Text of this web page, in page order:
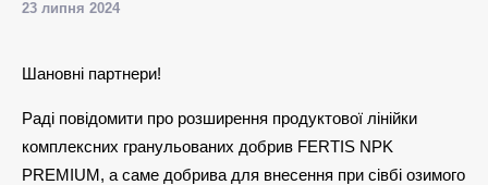
23 липня 2024
Шановні партнери!
Раді повідомити про розширення продуктової лінійки
комплексних гранульованих добрив FERTIS NPK
PREMIUM, а саме добрива для внесення при сівбі озимого